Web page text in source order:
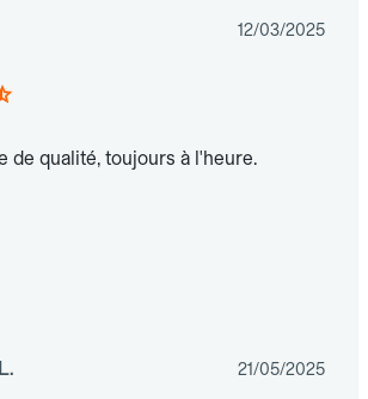
12/03/2025
de qualité, toujours à l'heure.
21/05/2025